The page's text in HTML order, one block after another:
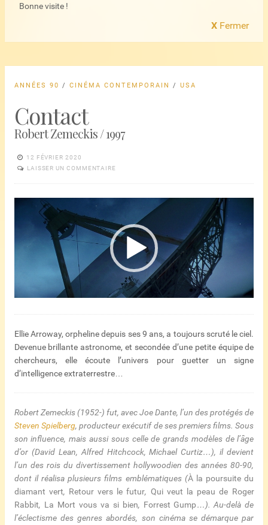
Bonne visite !
X Fermer
ANNÉES 90 / CINÉMA CONTEMPORAIN / USA
Contact
Robert Zemeckis / 1997
12 FÉVRIER 2020
LAISSER UN COMMENTAIRE
Lecteur
Ellie Arroway, orpheline depuis ses 9 ans, a toujours scruté le ciel.
Devenue brillante astronome, et secondée d’une petite équipe de
chercheurs, elle écoute l’univers pour guetter un signe
d’intelligence extraterrestre…
Robert Zemeckis (1952-) fut, avec Joe Dante, l’un des protégés de
Steven Spielberg, producteur exécutif de ses premiers films. Sous
son influence, mais aussi sous celle de grands modèles de l’âge
d’or (David Lean, Alfred Hitchcock, Michael Curtiz…), il devient
l’un des rois du divertissement hollywoodien des années 80-90,
dont il réalisa plusieurs films emblématiques (À la poursuite du
diamant vert, Retour vers le futur, Qui veut la peau de Roger
Rabbit, La Mort vous va si bien, Forrest Gump…). Au-delà de
l’éclectisme des genres abordés, son cinéma se démarque par